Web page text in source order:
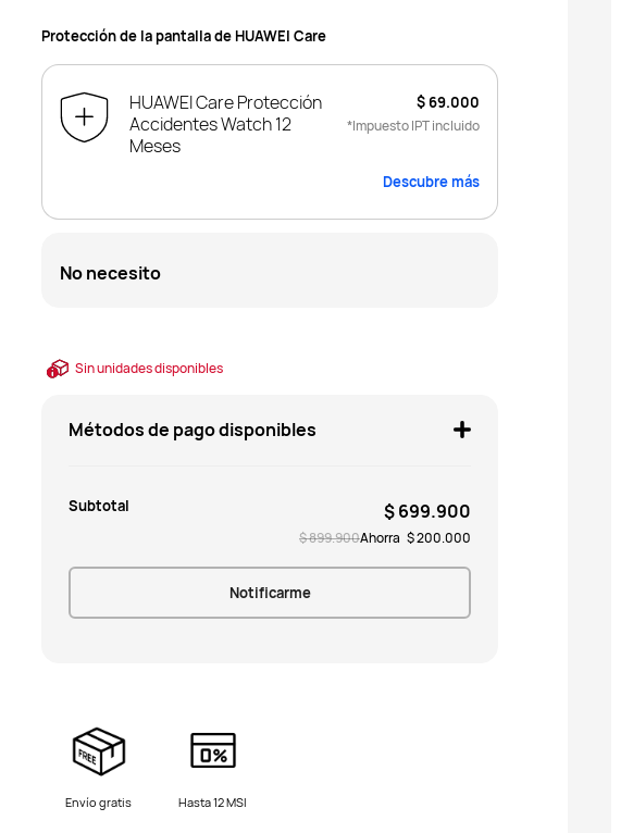
Protección de la pantalla de HUAWEI Care
HUAWEI Care Protección
Accidentes Watch 12
Meses
$ 69.000
*Impuesto IPT incluido
Descubre más
No necesito
Sin unidades disponibles
Métodos de pago disponibles
Subtotal $ 699.900
Ahorra $ 200.000
$ 899.900
Notificarme
Envío gratis Hasta 12 MSI